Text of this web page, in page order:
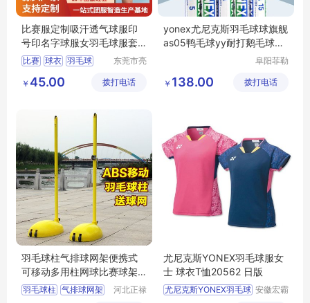
比赛服定制吸汗透气球服印
号印名字球服女羽毛球服套
装女款
比赛 球衣 羽毛球
东莞市亮
限公司
￥ 45.00 拨打电话
yonex尤尼克斯羽毛球球旗舰
as05鸭毛球yy耐打鹅毛球AS
阜阳菲勒
公司
￥ 138.00 拨打电话
羽毛球柱气排球网架便携式
可移动多用柱网球比赛球架
正禄
羽毛球柱 气排球网架
河北正禄
尤尼克斯YONEX羽毛球服女
士 球衣T恤20562 日版
尤尼克斯YONEX羽毛球 安徽宏霸